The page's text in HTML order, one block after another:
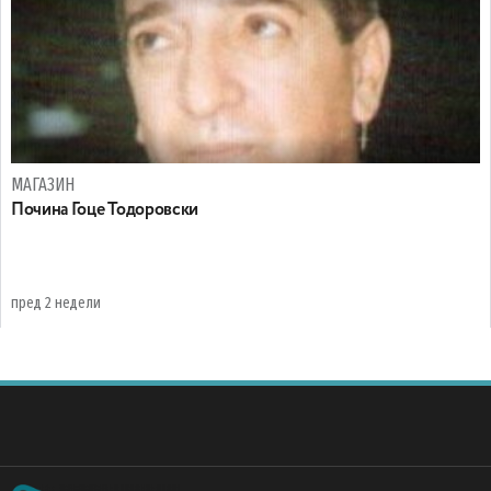
МАГАЗИН
Почина Гоце Тодоровски
пред 2 недели